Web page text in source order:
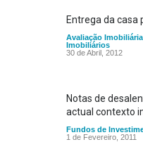
Entrega da casa
Avaliação Imobiliária
Imobiliários
30 de Abril, 2012
Notas de
actual contexto
Fundos de
1 de Fevereiro, 2011